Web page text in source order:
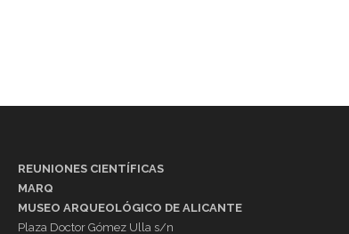
REUNIONES CIENTÍFICAS
MARQ
MUSEO ARQUEOLÓGICO DE ALICANTE
Plaza Doctor Gómez Ulla s/n